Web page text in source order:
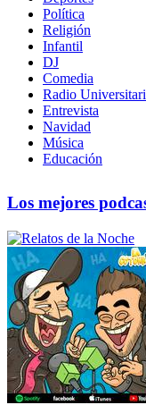
Política
Religión
Infantil
DJ
Comedia
Radio
Entrevista
Navidad
Música
Educación
Los mejores